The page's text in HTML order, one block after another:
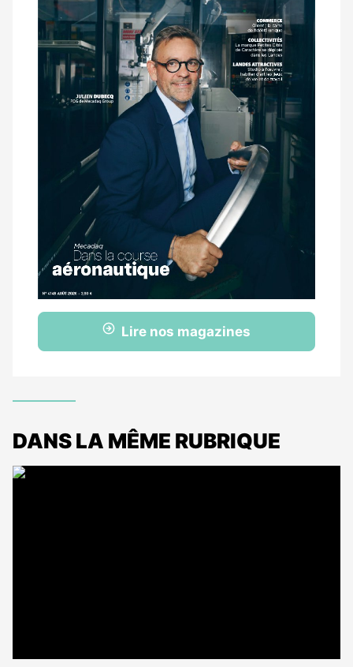
Lire nos magazines
DANS LA MÊME RUBRIQUE